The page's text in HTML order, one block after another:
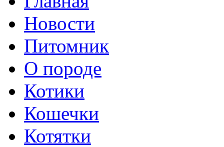
Новости
Питомник
О породе
Котики
Кошечки
Котятки